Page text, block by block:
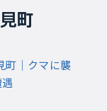
町
町｜クマに襲